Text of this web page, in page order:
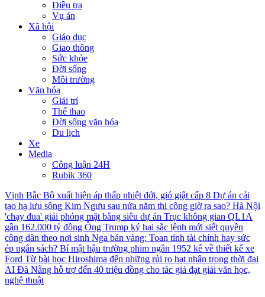
Điều tra
Vụ án
Xã hội
Giáo dục
Giao thông
Sức khỏe
Đời sống
Môi trường
Văn hóa
Giải trí
Thể thao
Đời sống văn hóa
Du lịch
Xe
Media
Công luận 24H
Rubik 360
Vịnh Bắc Bộ xuất hiện áp thấp nhiệt đới, gió giật cấp 8 Dự án cải
tạo hạ lưu sông Kim Ngưu sau nửa năm thi công giờ ra sao? Hà Nội
'chạy đua' giải phóng mặt bằng siêu dự án Trục không gian QL1A
gần 162.000 tỷ đồng Ông Trump ký hai sắc lệnh mới siết quyền
công dân theo nơi sinh Nga bán vàng: Toan tính tài chính hay sức
ép ngân sách? Bí mật hậu trường phim ngắn 1952 kể về thiết kế xe
Ford Từ bài học Hiroshima đến những rủi ro hạt nhân trong thời đại
AI Đà Nẵng hỗ trợ đến 40 triệu đồng cho tác giả đạt giải văn học,
nghệ thuật